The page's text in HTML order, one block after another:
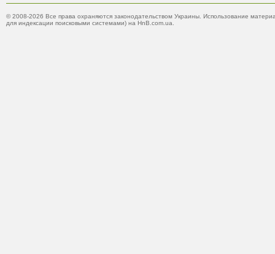
© 2008-2026 Все права охраняются законодательством Украины. Использование
для индексации поисковыми системами) на HnB.com.ua.